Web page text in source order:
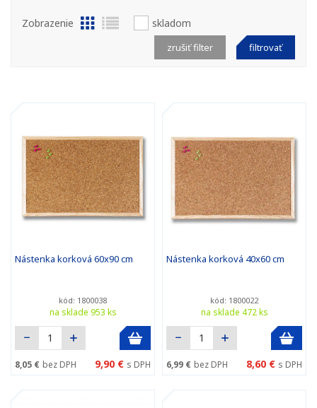
Zobrazenie skladom
filtrovať
zrušiť filter
Nástenka korková 60x90 cm
kód: 1800038
na sklade 953 ks
8,05 € bez DPH 9,90 € s DPH
Nástenka korková 40x60 cm
kód: 1800022
na sklade 472 ks
6,99 € bez DPH 8,60 € s DPH